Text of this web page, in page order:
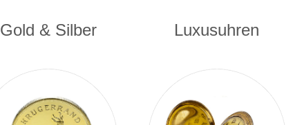
Gold & Silber Luxusuhren